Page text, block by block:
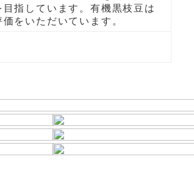
指しています。有機黒枝豆は
をいただいています。